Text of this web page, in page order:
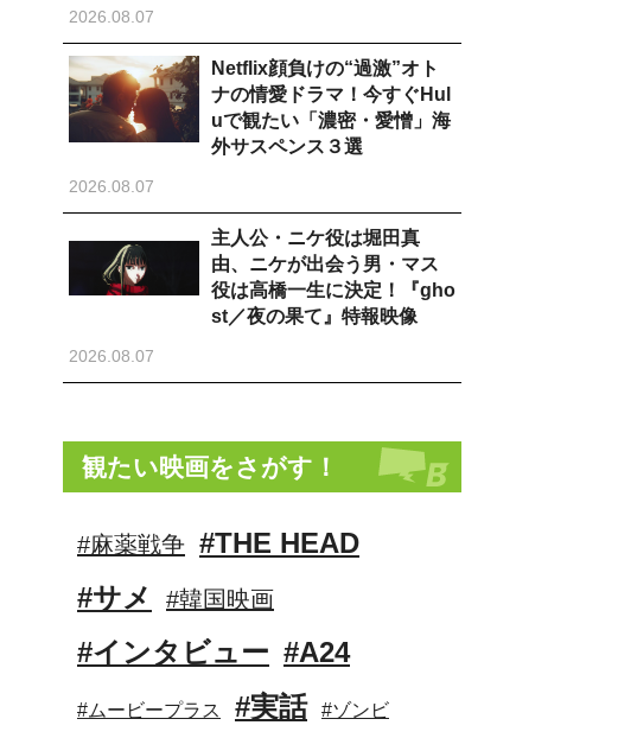
2026.08.07
Netflix顔負けの“過激”オト
ナの情愛ドラマ！今すぐHul
uで観たい「濃密・愛憎」海
外サスペンス３選
2026.08.07
主人公・ニケ役は堀田真
由、ニケが出会う男・マス
役は高橋一生に決定！『gho
st／夜の果て』特報映像
2026.08.07
観たい映画をさがす！
#麻薬戦争 #THE HEAD
#サメ
#韓国映画
#インタビュー #A24
#ムービープラス #実話 #ゾンビ